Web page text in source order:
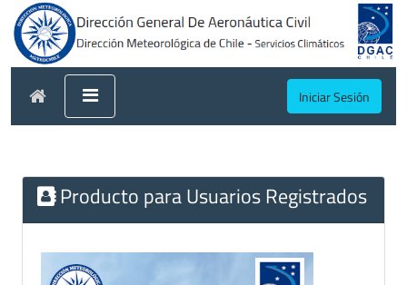
Iniciar Sesión
Producto para Usuarios Registrados